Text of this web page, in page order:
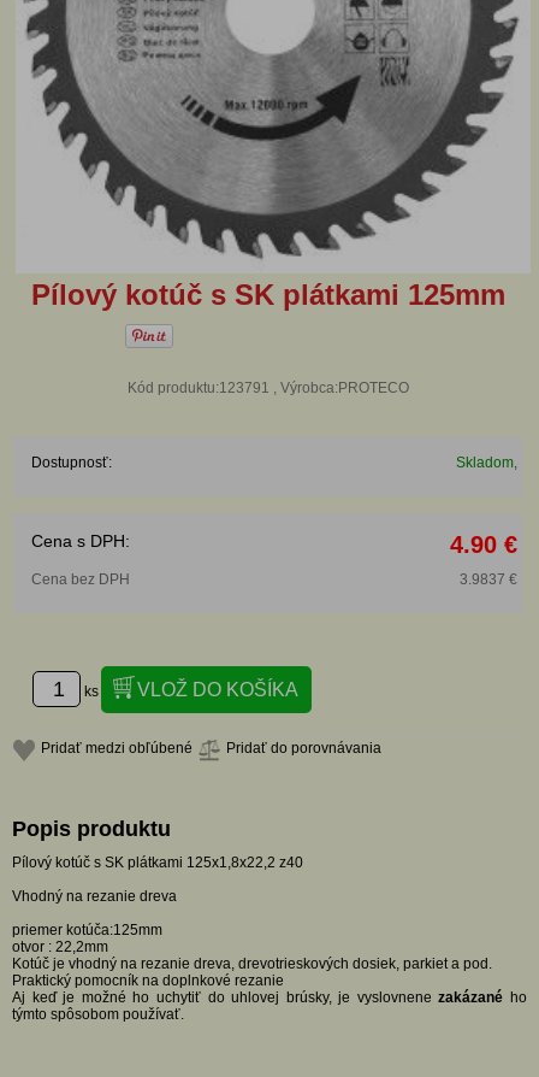
Pílový kotúč s SK plátkami 125mm
Kód produktu:123791 , Výrobca:PROTECO
Dostupnosť: Skladom,
Cena s DPH: 4.90 €
Cena bez DPH 3.9837 €
ks
Pridať medzi obľúbené Pridať do porovnávania
Popis produktu
Pílový kotúč s SK plátkami 125x1,8x22,2 z40
Vhodný na rezanie dreva
priemer kotúča:125mm
otvor : 22,2mm
Kotúč je vhodný na rezanie dreva, drevotrieskových dosiek, parkiet a pod.
Praktický pomocník na doplnkové rezanie
Aj keď je možné ho uchytiť do uhlovej brúsky, je vyslovnenezakázané ho
týmto spôsobom používať.